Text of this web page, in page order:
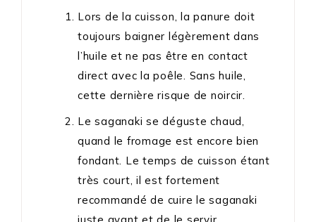
Lors de la cuisson, la panure doit
toujours baigner légèrement dans
l’huile et ne pas être en contact
direct avec la poêle. Sans huile,
cette dernière risque de noircir.
Le saganaki se déguste chaud,
quand le fromage est encore bien
fondant. Le temps de cuisson étant
très court, il est fortement
recommandé de cuire le saganaki